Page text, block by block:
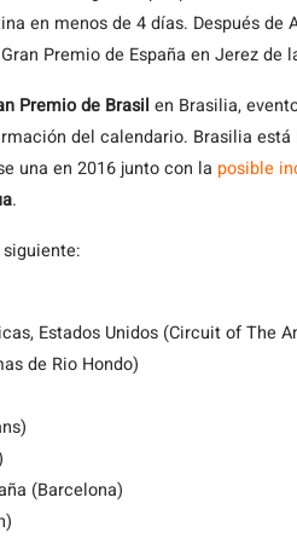
en menos de 4 días. Después
Premio de España en Jerez de
Premio de Brasil en Brasilia,
del calendario. Brasilia
una en 2016 junto con la posible
.
Estados Unidos (Circuit of The
de Rio Hondo)
(Barcelona)